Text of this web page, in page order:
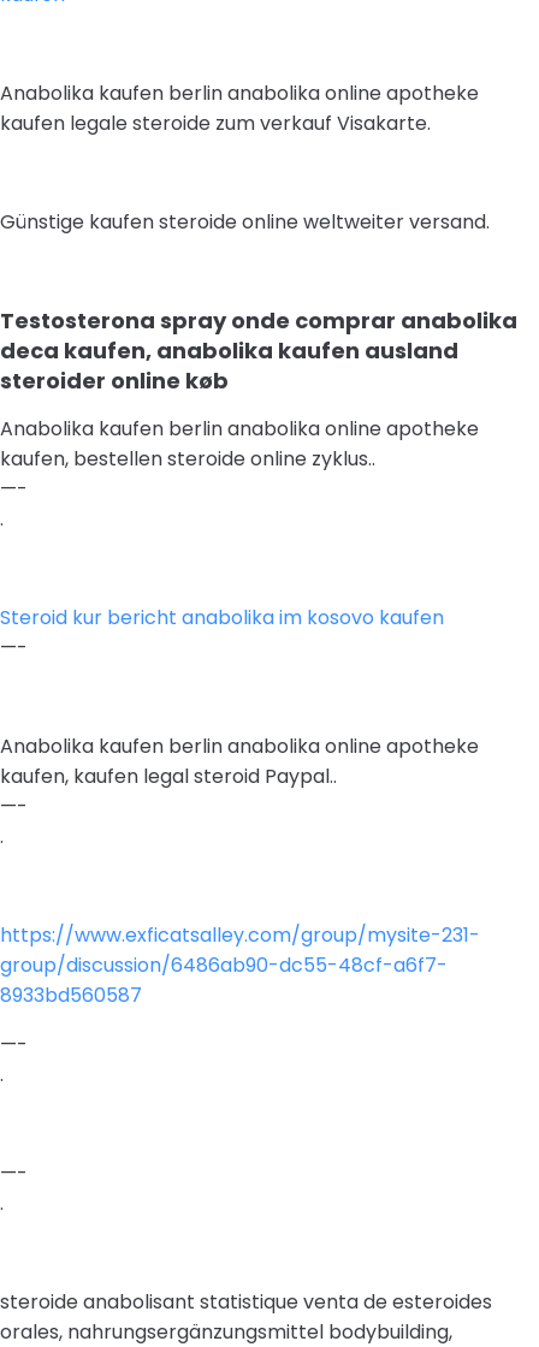
Anabolika kaufen berlin anabolika online apotheke
kaufen legale steroide zum verkauf Visakarte.
Günstige kaufen steroide online weltweiter versand.
Testosterona spray onde comprar anabolika
deca kaufen, anabolika kaufen ausland
steroider online køb
Anabolika kaufen berlin anabolika online apotheke
kaufen, bestellen steroide online zyklus..
—-
.
Steroid kur bericht anabolika im kosovo kaufen
—-
Anabolika kaufen berlin anabolika online apotheke
kaufen, kaufen legal steroid Paypal..
—-
.
https://www.exficatsalley.com/group/mysite-231-
group/discussion/6486ab90-dc55-48cf-a6f7-
8933bd560587
—-
.
—-
.
steroide anabolisant statistique venta de esteroides
orales, nahrungsergänzungsmittel bodybuilding,